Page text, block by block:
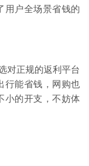
用户全场景省钱的
对正规的返利平台
行能省钱，网购也
小的开支，不妨体